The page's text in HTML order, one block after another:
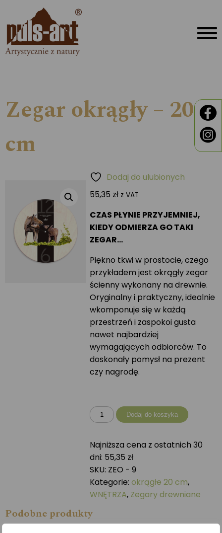
Zegar okrągły – 20
cm
55,35 zł z VAT
CZAS PŁYNIE PRZYJEMNIEJ,
KIEDY ODMIERZA GO TAKI
ZEGAR…
Piękno tkwi w prostocie, czego
przykładem jest okrągły zegar
ścienny wykonany na drewnie.
Oryginalny i praktyczny, idealnie
wkomponuje się w każdą
przestrzeń i zaspokoi gusta
nawet najbardziej
wymagających odbiorców. To
doskonały pomysł na prezent
czy nagrodę.
ilość
Zegar
-
20
cm
Dodaj do koszyka
Dodaj do ulubionych
Najniższa cena z ostatnich 30
dni: 55,35 zł
SKU: ZEO - 9
Kategorie:okrągłe 20 cm,
WNĘTRZA, Zegary drewniane
Podobne produkty